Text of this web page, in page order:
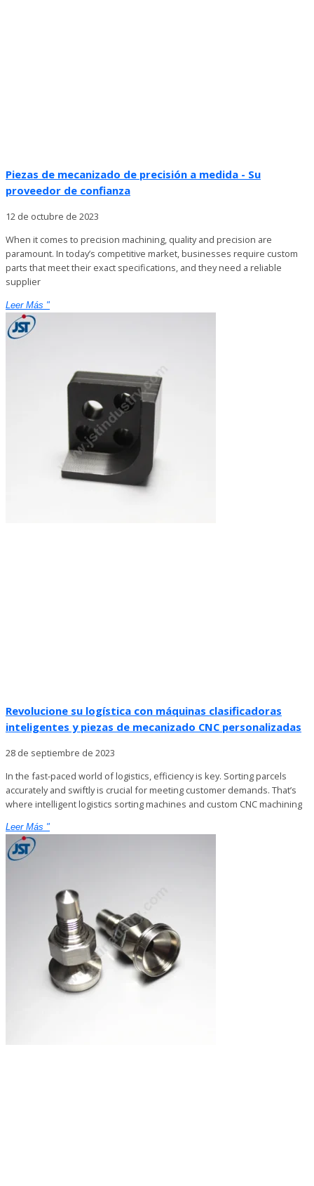
Piezas de mecanizado de precisión a medida - Su
proveedor de confianza
12 de octubre de 2023
When it comes to precision machining, quality and precision are
paramount. In today’s competitive market, businesses require custom
parts that meet their exact specifications, and they need a reliable
supplier
Leer Más "
Revolucione su logística con máquinas clasificadoras
inteligentes y piezas de mecanizado CNC personalizadas
28 de septiembre de 2023
In the fast-paced world of logistics, efficiency is key. Sorting parcels
accurately and swiftly is crucial for meeting customer demands. That’s
where intelligent logistics sorting machines and custom CNC machining
Leer Más "